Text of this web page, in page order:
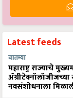
Latest feeds
बातम्या
महाराष्ट्र राज्याचे
नवसंशोधनाला